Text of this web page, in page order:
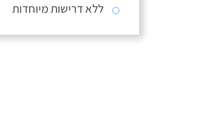
ללא דרישות מיוחדות